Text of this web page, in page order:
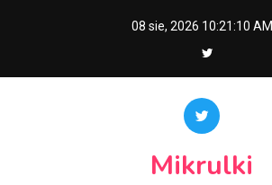
08 sie, 2026 10:21:11 AM
Mikrulki